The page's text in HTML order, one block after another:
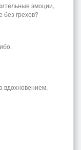
эмоции,
без грехов?
вдохновением,